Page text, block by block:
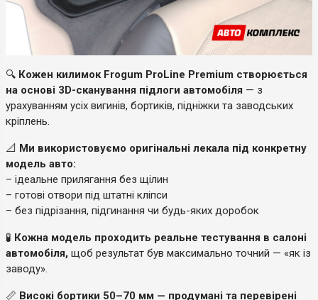
🔍 Кожен килимок Frogum ProLine Premium створюється
на основі 3D-сканування підлоги автомобіля — з
урахуванням усіх вигинів, бортиків, підніжки та заводських
кріплень.
📐 Ми використовуємо оригінальні лекала під конкретну
модель авто:
– ідеальне прилягання без щілин
– готові отвори під штатні кліпси
– без підрізання, підгинання чи будь-яких доробок
🧪 Кожна модель проходить реальне тестування в салоні
автомобіля, щоб результат був максимально точний — «як із
заводу».
📏 Високі бортики 50–70 мм — продумані та перевірені